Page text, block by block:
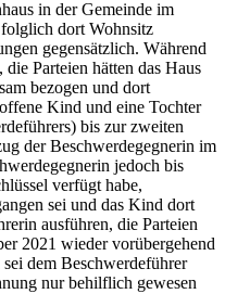
in der Gemeinde im
dort Wohnsitz
gegensätzlich. Während
Parteien hätten das Haus
bezogen und dort
Kind und eine Tochter
bis zur zweiten
der Beschwerdegegnerin im
jedoch bis
verfügt habe,
sei und das Kind dort
ausführen, die Parteien
2021 wieder vorübergehend
dem Beschwerdeführer
nur behilflich gewesen